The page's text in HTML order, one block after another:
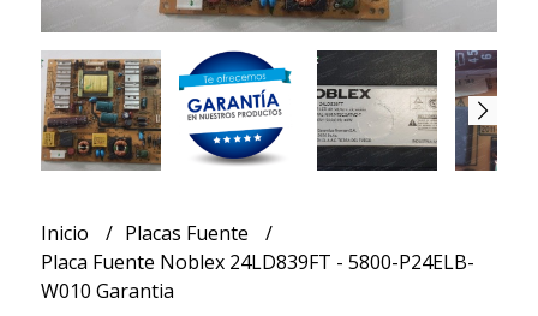
Inicio
Placas Fuente
Placa Fuente Noblex 24LD839FT - 5800-P24ELB-
W010 Garantia